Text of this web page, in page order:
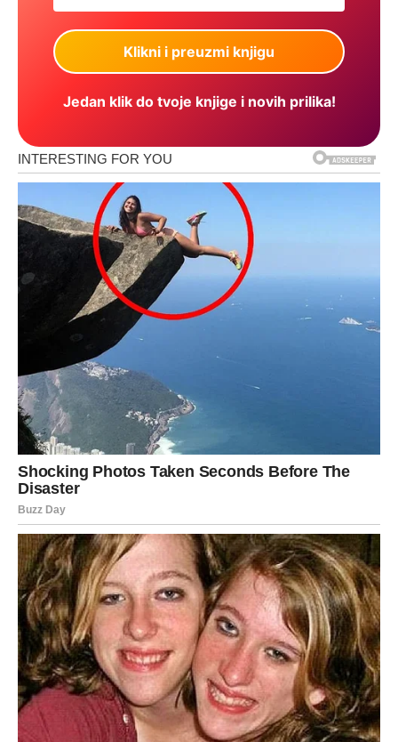
Jedan klik do tvoje knjige i novih prilika!